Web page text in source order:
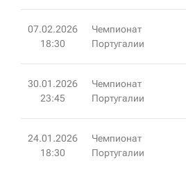
07.02.2026
18:30
Чемпионат
Португалии
30.01.2026
23:45
Чемпионат
Португалии
24.01.2026
18:30
Чемпионат
Португалии